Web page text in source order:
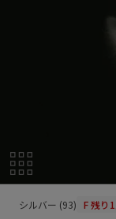
シルバー (93) F残り